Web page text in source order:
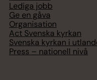
Lediga jobb
Ge en gåva
Organisation
Act Svenska kyrkan
Svenska kyrkan i
Press – nationell nivå